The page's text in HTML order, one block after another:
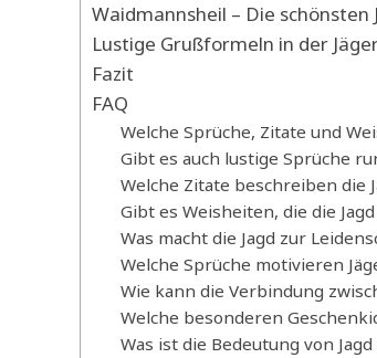
Waidmannsheil – Die schönsten
Lustige Grußformeln in der
Fazit
FAQ
Welche Sprüche, Zitate und
Gibt es auch lustige Sprüche
Welche Zitate beschreiben die
Gibt es Weisheiten, die die
Was macht die Jagd zur
Welche Sprüche motivieren
Wie kann die Verbindung
Welche besonderen
Was ist die Bedeutung von